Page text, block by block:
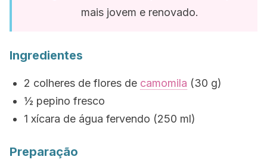
mais jovem e renovado.
Ingredientes
2 colheres de flores de camomila (30 g)
½ pepino fresco
1 xícara de água fervendo (250 ml)
Preparação